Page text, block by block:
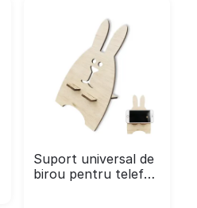
Suport universal de
birou pentru telefon